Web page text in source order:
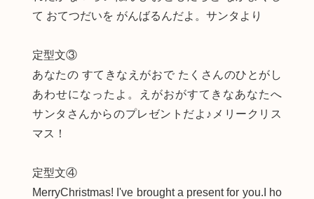
て おてつだいを がんばるんだよ。サンタより
定型文③
あなたの すてきなえがおで たくさんのひとがし
あわせになったよ。えがおがすてきなあなたへ
サンタさんからのプレゼントだよ♪メリークリス
マス！
定型文④
MerryChristmas! I've brought a present for you.I ho